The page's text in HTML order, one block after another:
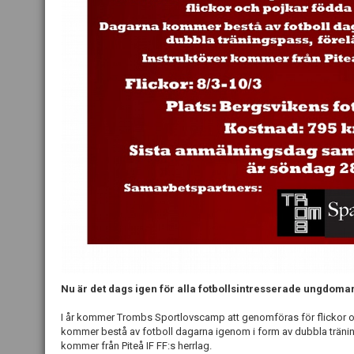
Nu är det dags igen för alla fotbollsintresserade
I år kommer Trombs Sportlovscamp att genomföras för flickor
kommer bestå av fotboll dagarna igenom i form av dubbla
kommer från Piteå IF FF:s herrlag.